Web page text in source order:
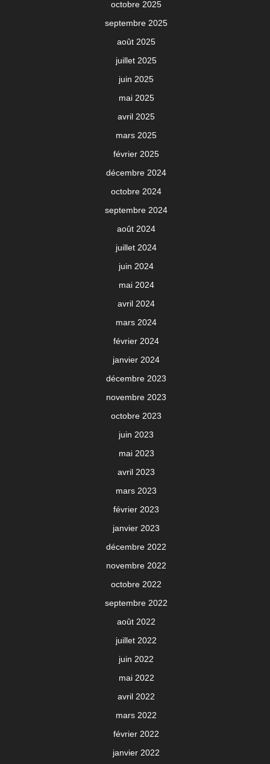
octobre 2025
septembre 2025
août 2025
juillet 2025
juin 2025
mai 2025
avril 2025
mars 2025
février 2025
décembre 2024
octobre 2024
septembre 2024
août 2024
juillet 2024
juin 2024
mai 2024
avril 2024
mars 2024
février 2024
janvier 2024
décembre 2023
novembre 2023
octobre 2023
juin 2023
mai 2023
avril 2023
mars 2023
février 2023
janvier 2023
décembre 2022
novembre 2022
octobre 2022
septembre 2022
août 2022
juillet 2022
juin 2022
mai 2022
avril 2022
mars 2022
février 2022
janvier 2022